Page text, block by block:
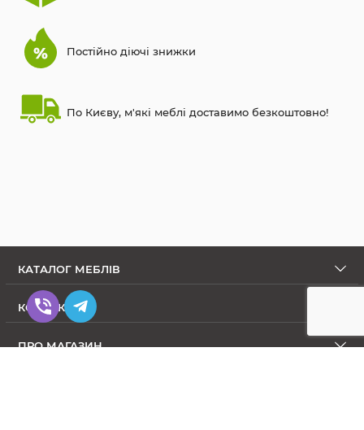
Постійно діючі знижки
По Києву, м'які меблі доставимо безкоштовно!
КАТАЛОГ МЕБЛІВ
КОНТАКТИ
ПРО МАГАЗИН